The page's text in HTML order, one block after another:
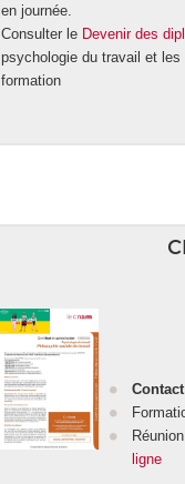
en journée.
Consulter le Devenir des
psychologie du travail et
formation
Contact
ligne